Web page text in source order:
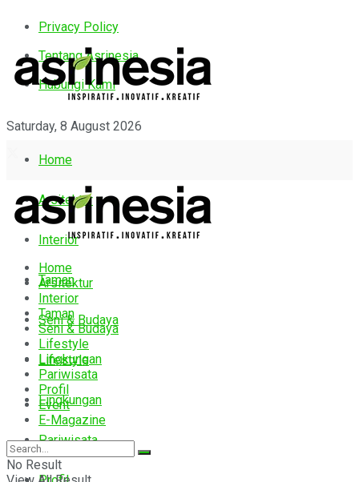
Privacy Policy
Tentang Asrinesia
Hubungi Kami
Saturday, 8 August 2026
Home
Arsitektur
Interior
Taman
Seni & Budaya
Lifestyle
Lingkungan
Pariwisata
Home
Arsitektur
Interior
Taman
Seni & Budaya
Lifestyle
Lingkungan
Pariwisata
Profil
Event
E-Magazine
No Result